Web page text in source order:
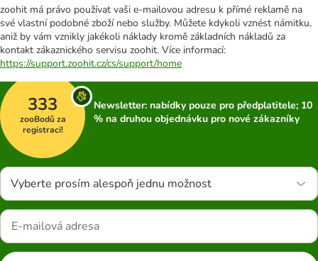
zoohit má právo používat vaši e-mailovou adresu k přímé reklamě na
své vlastní podobné zboží nebo služby. Můžete kdykoli vznést námitku,
aniž by vám vznikly jakékoli náklady kromě základních nákladů za
kontakt zákaznického servisu zoohit. Více informací:
https://support.zoohit.cz/cs/support/home
333
zooBodů za
registraci!
Newsletter: nabídky pouze pro předplatitele; 10
% na druhou objednávku pro nové zákazníky
Vyberte prosím alespoň jednu možnost